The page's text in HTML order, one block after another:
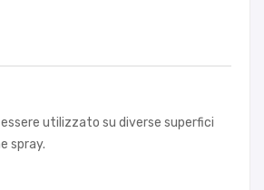
utilizzato su diverse superfici
spray.